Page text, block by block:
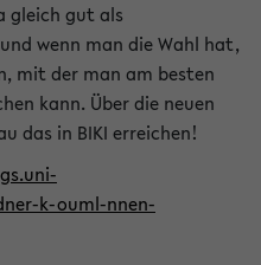
gleich gut als
wenn man die Wahl hat,
mit der man am besten
kann. Über die neuen
das in BIKI erreichen!
k-ouml-nnen-